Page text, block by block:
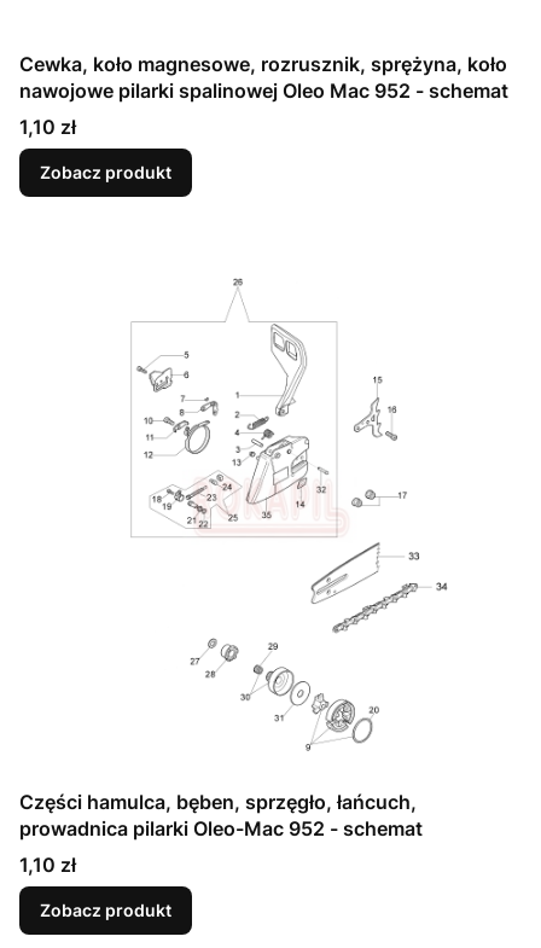
Cewka, koło magnesowe, rozrusznik, sprężyna, koło
nawojowe pilarki spalinowej Oleo Mac 952 - schemat
Cena
1,10 zł
Zobacz produkt
Części hamulca, bęben, sprzęgło, łańcuch,
prowadnica pilarki Oleo-Mac 952 - schemat
Cena
1,10 zł
Zobacz produkt